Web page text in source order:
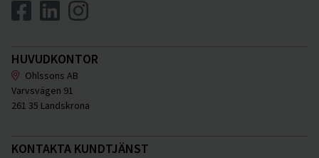
HUVUDKONTOR
Ohlssons AB
Varvsvägen 91
261 35 Landskrona
KONTAKTA KUNDTJÄNST